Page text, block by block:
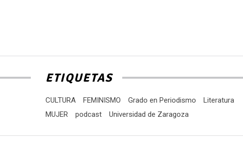
ETIQUETAS
CULTURA FEMINISMO Grado en Periodismo
Literatura
MUJER
podcast Universidad de Zaragoza